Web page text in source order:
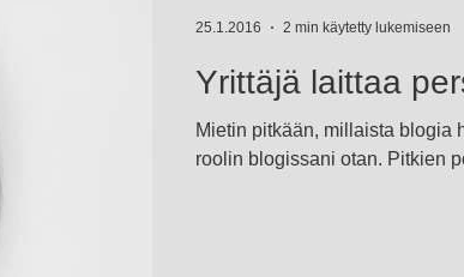
Yrittäjä laittaa
Mietin pitkään, millaista blogia
roolin blogissani otan. Pitkien
25.1.2016 2 min käytetty lukemiseen